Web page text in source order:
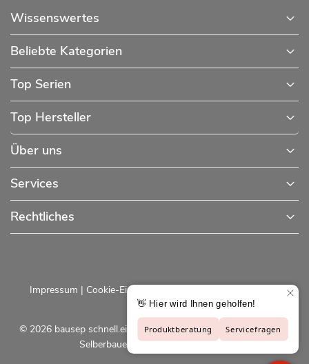
Wissenswertes
Beliebte Kategorien
Top Serien
Top Hersteller
Über uns
Services
Rechtliches
© 2026 bausep schnell.einfach.preiswert - Baustoffe online für
Selberbauer und Profis |bausep.de
Impressum | Cookie-Einstellungen